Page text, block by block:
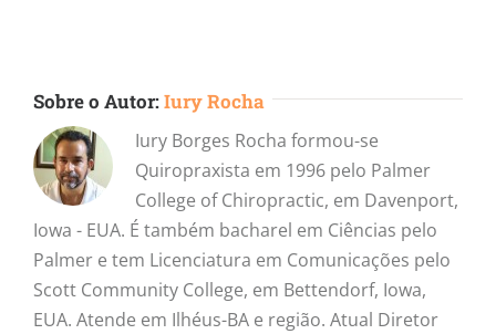
Sobre o Autor:Iury Rocha
Iury Borges Rocha formou-se
Quiropraxista em 1996 pelo Palmer
College of Chiropractic, em Davenport,
Iowa - EUA. É também bacharel em Ciências pelo
Palmer e tem Licenciatura em Comunicações pelo
Scott Community College, em Bettendorf, Iowa,
EUA. Atende em Ilhéus-BA e região. Atual Diretor